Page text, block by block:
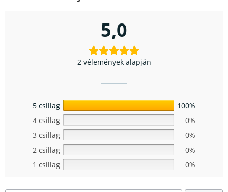
5,0
2 vélemények alapján
5 csillag
100%
4 csillag
0%
3 csillag
0%
2 csillag
0%
1 csillag
0%